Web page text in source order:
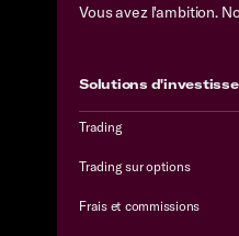
Vous avez l'ambition.
Solutions
Trading
Trading sur options
Frais et commissions